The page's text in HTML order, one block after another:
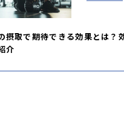
摂取で期待できる効果とは？
介